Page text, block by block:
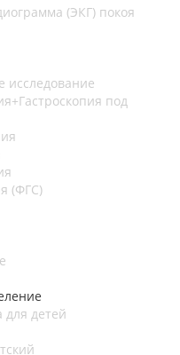
(ЭКГ) покоя
исследование
под
(ФГС)
для детей